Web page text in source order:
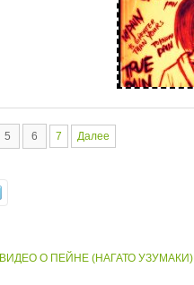
5 6 7 Далее
ВИДЕО О ПЕЙНЕ (НАГАТО УЗУМАКИ)